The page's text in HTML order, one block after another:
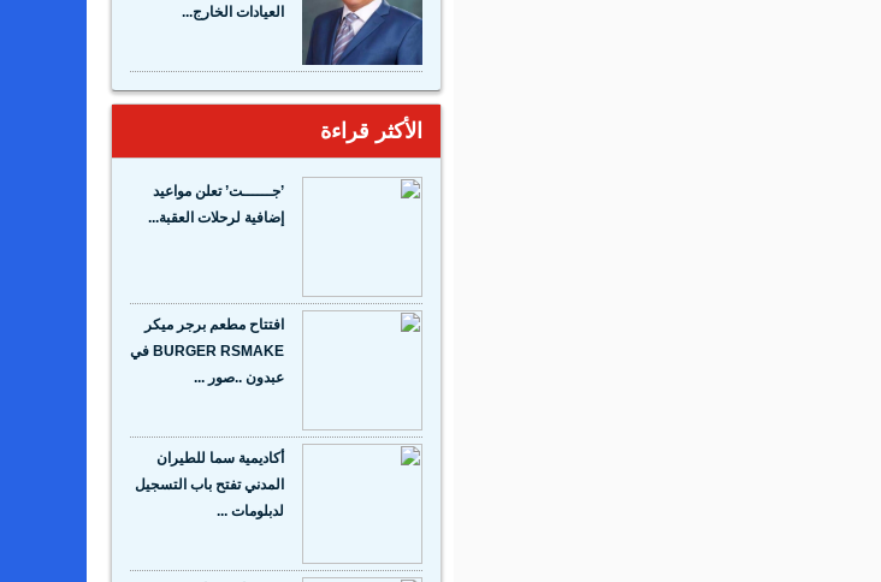
العيادات الخارج...
الأكثر قراءة
’جــــــت’ تعلن مواعيد
إضافية لرحلات العقبة...
افتتاح مطعم برجر ميكر
BURGER RSMAKE في
عبدون ..صور ...
أكاديمية سما للطيران
المدني تفتح باب التسجيل
لدبلومات ...